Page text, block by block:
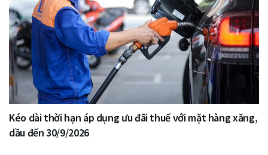
Kéo dài thời hạn áp dụng ưu đãi thuế với mặt hàng xăng,
dầu đến 30/9/2026